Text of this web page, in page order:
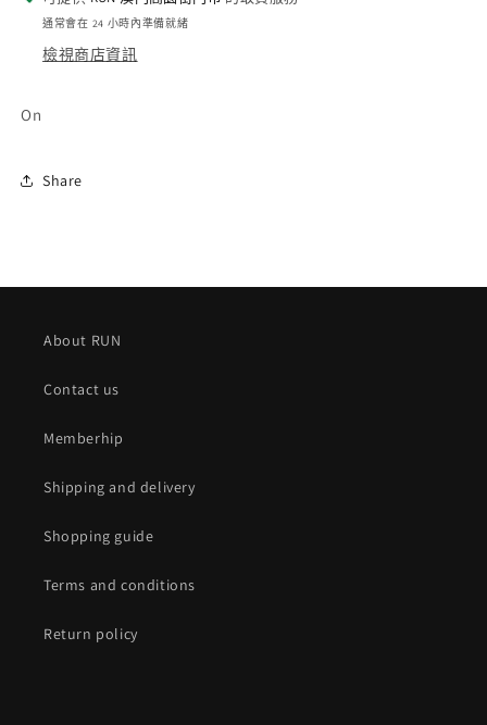
少
加
通常會在 24 小時內準備就緒
檢視商店資訊
On
Share
About RUN
Contact us
Memberhip
Shipping and delivery
Shopping guide
Terms and conditions
Return policy